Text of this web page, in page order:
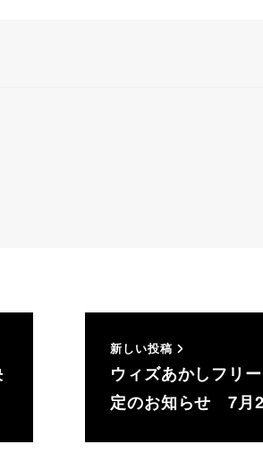
新しい投稿
ウィズあかしフリ
定のお知らせ 7月